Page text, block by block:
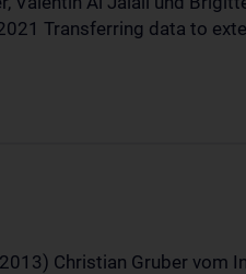
Transferring data to
Christian Gruber vom